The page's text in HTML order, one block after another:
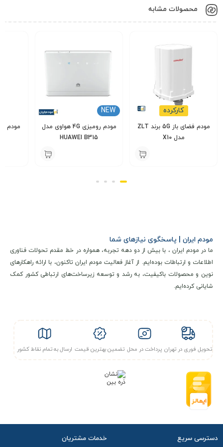
منافذ ورودی هوا است.
روتر همراه پیشرفته از نسل چهارم شبکه (4.5G) است که توسط
اپراتور EE طراحی شده است. این دستگاه به عنوان یک راهکار جامع
برای تأمیناینترنت
قابلیت‌های اتصال
قرار دارد و از نظر تئوری قادر به ارائه
سرعت دانلود تا 300 مگابیت بر ثانیه
ثانیهاست. پشتیبانی از استاندارد وای‌فای
پوشش‌دهی مطلوب برای محیط‌های مسکونی و اداری کوچک را
محصولات مشابه
کارکرده
مودم فضای باز 5G برند ZLT
مدل X10
NEW
مودم رومیزی 4G هواوی مدل
HUAWEI B315
مودم ایران | پاسخگوی نیازهای شما
ما در مودم ایران ، با بیش از دو دهه تجربه، همواره در خط مقدم تحولات فناوری
اطلاعات و ارتباطات بوده‌ایم. از آغاز فعالیت مودم ایران تاکنون، با ارائه راهکارهای
نوین و محصولات باکیفیت، به رشد و توسعه زیرساخت‌های ارتباطی کشور کمک
شایانی کرده‌ایم.
تحویل فوری در تهران پرداخت در محل تضمین بهترین قیمت ارسال به تمام نقاط کشور
دسترسی سریع خدمات مشتریان